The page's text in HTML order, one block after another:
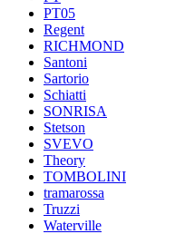
PT05
Regent
RICHMOND
Santoni
Sartorio
Schiatti
SONRISA
Stetson
SVEVO
Theory
TOMBOLINI
tramarossa
Truzzi
Waterville